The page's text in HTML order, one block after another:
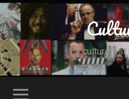
La culture est